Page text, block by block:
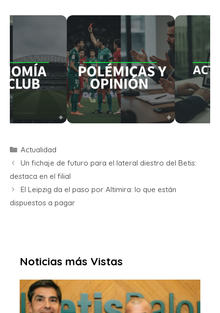
Actualidad
Un fichaje de futuro para el lateral diestro del Betis:
destaca en el filial
El Leipzig da el paso por Altimira: lo que están
dispuestos a pagar
Noticias más Vistas